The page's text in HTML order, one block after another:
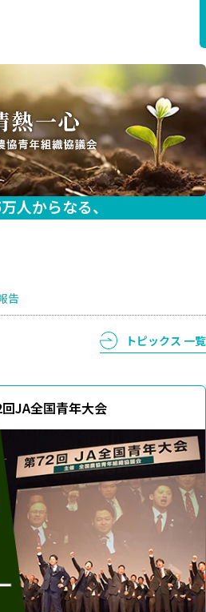
人からなる、
を盛り上げる
告
トピックス 一覧
JA全国青年大会